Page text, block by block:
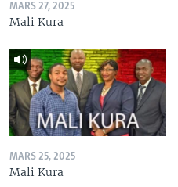
MARS 27, 2025
Mali Kura
MARS 25, 2025
Mali Kura